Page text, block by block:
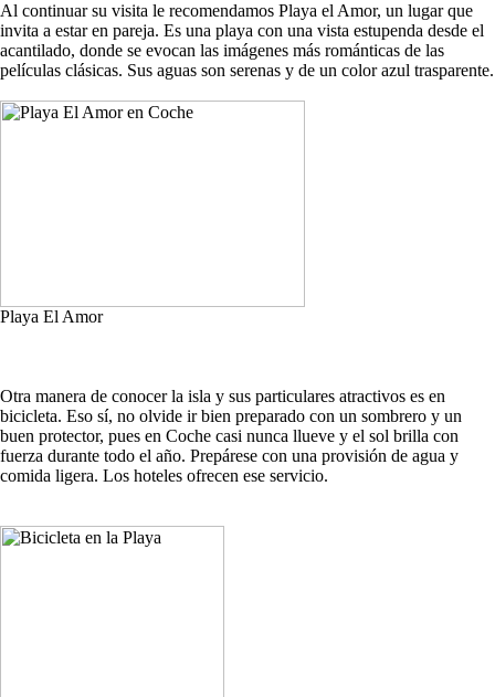
Al continuar su visita le recomendamos Playa el Amor, un lugar que
invita a estar en pareja. Es una playa con una vista estupenda desde el
acantilado, donde se evocan las imágenes más románticas de las
películas clásicas. Sus aguas son serenas y de un color azul trasparente.
Playa El Amor
Otra manera de conocer la isla y sus particulares atractivos es en
bicicleta. Eso sí, no olvide ir bien preparado con un sombrero y un
buen protector, pues en Coche casi nunca llueve y el sol brilla con
fuerza durante todo el año. Prepárese con una provisión de agua y
comida ligera. Los hoteles ofrecen ese servicio.